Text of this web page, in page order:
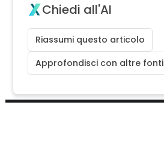
Chiedi all'AI
Riassumi questo articolo
Approfondisci con altre fonti